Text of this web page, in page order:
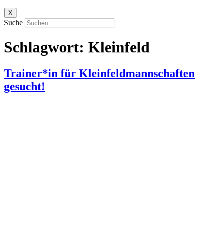
X
Suche
Schlagwort: Kleinfeld
Trainer*in für Kleinfeldmannschaften
gesucht!